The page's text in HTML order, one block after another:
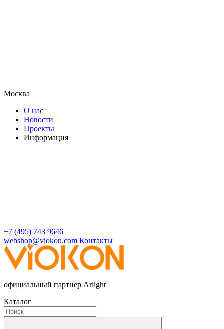
Москва
О нас
Новости
Проекты
Информация
+7 (495) 743 9646
webshop@viokon.com Контакты
официальный партнер Arlight
Каталог